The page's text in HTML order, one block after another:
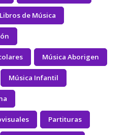
Libros de Música
Música Aborigen
Música Infantil
Partituras